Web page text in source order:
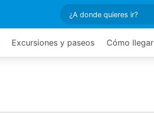
Excursiones y paseos Cómo llegar